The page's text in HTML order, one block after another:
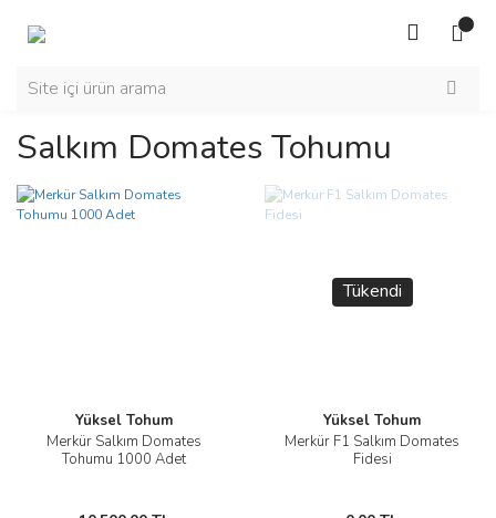
Salkım Domates Tohumu
Yüksel Tohum
Merkür Salkım Domates
Tohumu 1000 Adet
Tükendi
Yüksel Tohum
Merkür F1 Salkım Domates
Fidesi